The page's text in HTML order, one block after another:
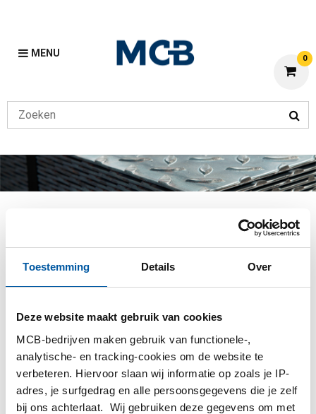
Toestemming Details Over
Deze website maakt gebruik van cookies
MCB-bedrijven maken gebruik van functionele-,
analytische- en tracking-cookies om de website te
verbeteren. Hiervoor slaan wij informatie op zoals je IP-
adres, je surfgedrag en alle persoonsgegevens die je zelf
bij ons achterlaat. Wij gebruiken deze gegevens om met
MENU 0
Z
Hulp nodig?
Meer informatie over de soorten alumunium platen.
Lees meer